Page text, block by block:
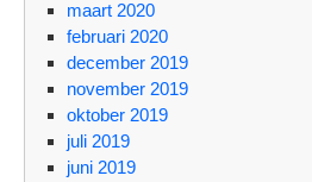
maart 2020
februari 2020
december 2019
november 2019
oktober 2019
juli 2019
juni 2019